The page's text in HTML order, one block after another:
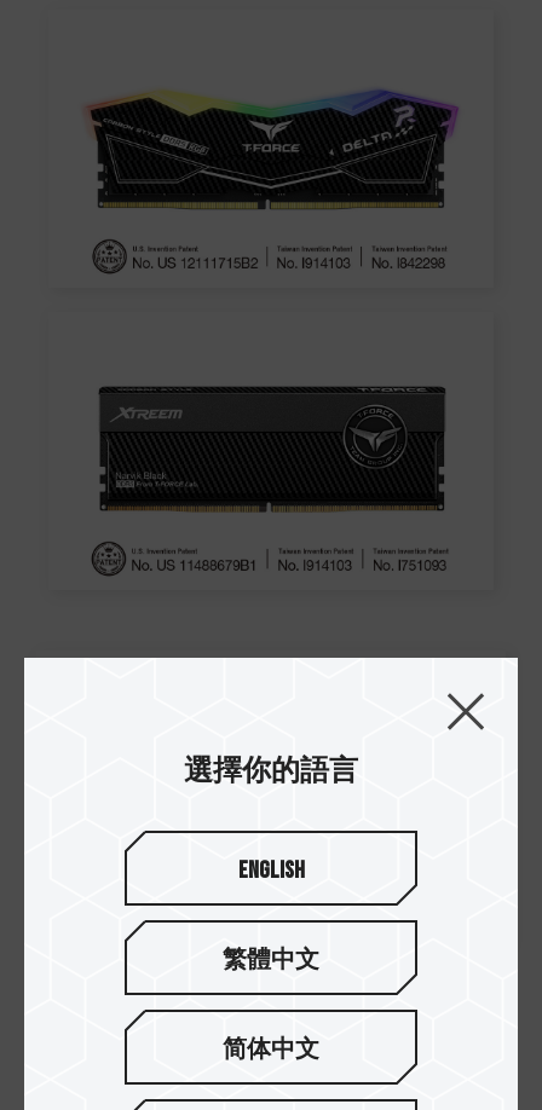
極致效能再進化 散熱效率再升級
選擇你的語言
English
繁體中文
简体中文